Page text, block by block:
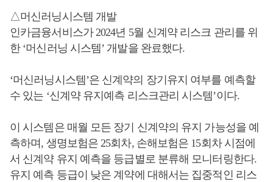
△머신러닝시스템 개발
인카금융서비스가 2024년 5월 신계약 리스크 관리를 위
한 ‘머신러닝 시스템’ 개발을 완료했다.
‘머신러닝시스템’은 신계약의 장기유지 여부를 예측할
수 있는 ‘신계약 유지예측 리스크관리 시스템’이다.
이 시스템은 매월 모든 장기 신계약의 유지 가능성을 예
측하며, 생명보험은 25회차, 손해보험은 15회차 시점에
서 신계약 유지 예측을 등급별로 분류해 모니터링한다.
유지 예측 등급이 낮은 계약에 대해서는 집중적인 리스